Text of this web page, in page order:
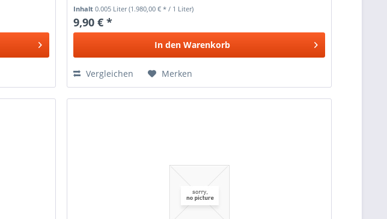
Inhalt0.005 Liter(1.980,00 € * / 1 Liter)
9,90 € *
In den Warenkorb
Vergleichen Merken